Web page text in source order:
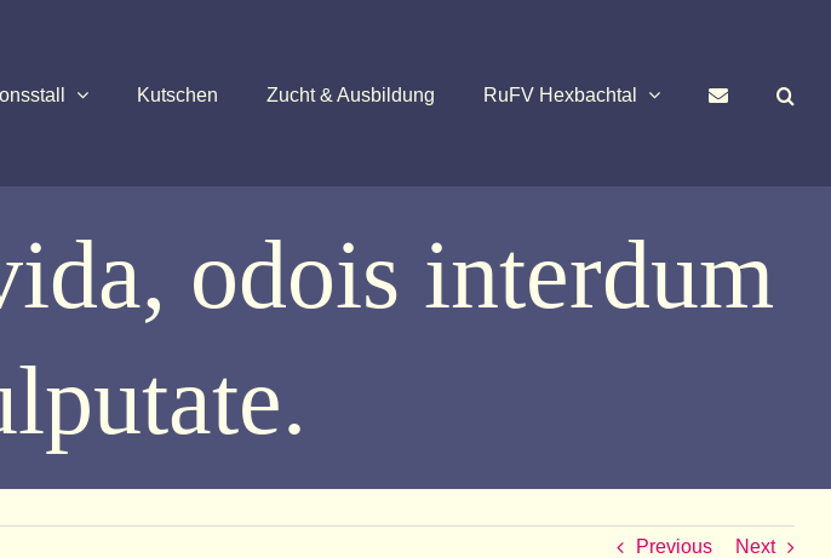
Kutschen Zucht & Ausbildung RuFV Hexbachtal
odois interdum
Previous Next